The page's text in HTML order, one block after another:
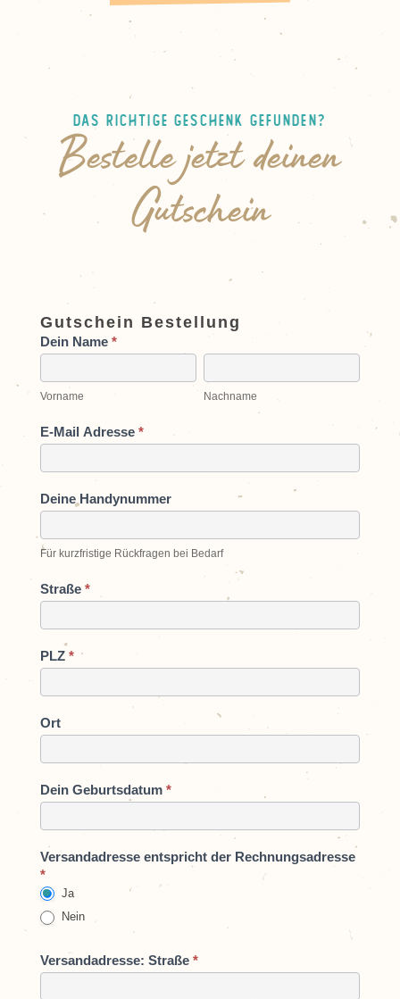
Das richtige Geschenk gefunden?
Bestelle jetzt deinen
Gutschein
Gutschein
Gutschein Bestellung
Dein Name *
Vorname
Vorname
Nachname
Nachname
E-Mail Adresse *
Deine Handynummer
Für kurzfristige Rückfragen bei Bedarf
Straße *
PLZ *
Ort
Dein Geburtsdatum *
Versandadresse entspricht der Rechnungsadresse
*
Ja
Nein
Versandadresse: Straße *